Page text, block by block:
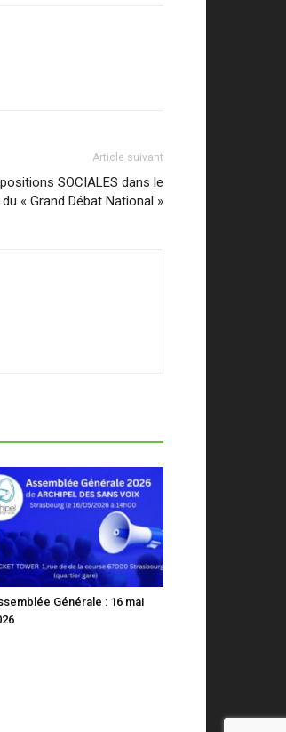
Article suivant
SOCIALES dans le
« Grand Débat National »
Générale : 16 mai